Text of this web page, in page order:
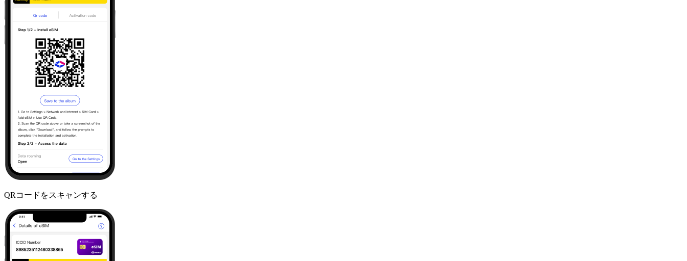
QRコードをスキャンする